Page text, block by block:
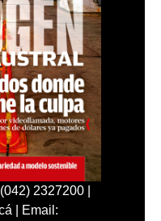
2327200 |
| Email: